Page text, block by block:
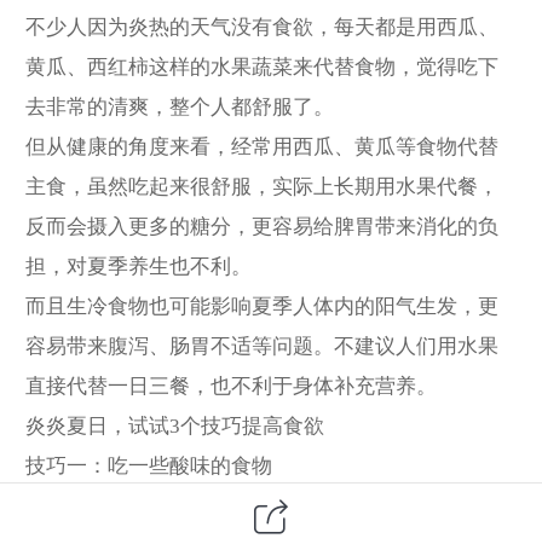
不少人因为炎热的天气没有食欲，每天都是用西瓜、
黄瓜、西红柿这样的水果蔬菜来代替食物，觉得吃下
去非常的清爽，整个人都舒服了。
但从健康的角度来看，经常用西瓜、黄瓜等食物代替
主食，虽然吃起来很舒服，实际上长期用水果代餐，
反而会摄入更多的糖分，更容易给脾胃带来消化的负
担，对夏季养生也不利。
而且生冷食物也可能影响夏季人体内的阳气生发，更
容易带来腹泻、肠胃不适等问题。不建议人们用水果
直接代替一日三餐，也不利于身体补充营养。
炎炎夏日，试试3个技巧提高食欲
技巧一：吃一些酸味的食物
酸甜的味道能够刺激人们的食欲，开胃、消食。人们